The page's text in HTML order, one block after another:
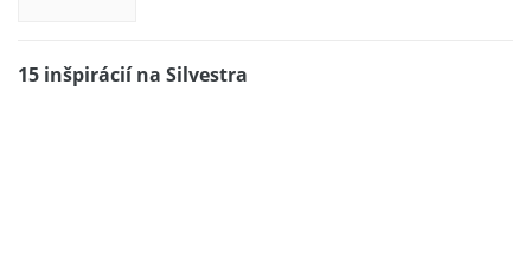
15 inšpirácií na Silvestra